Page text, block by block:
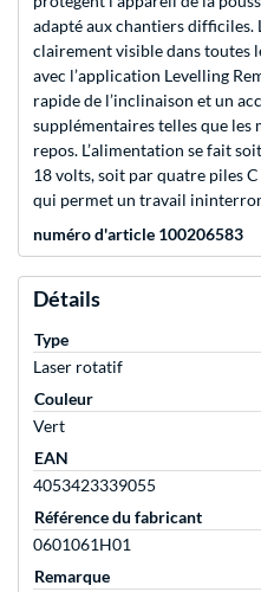
adapté aux chantiers difficiles.
clairement visible dans toutes
avec l’application Levelling
rapide de l’inclinaison et un
supplémentaires telles que les
repos. L’alimentation se fait
18 volts, soit par quatre piles
qui permet un travail
numéro d'article 100206583
Détails
Type
Laser rotatif
Couleur
Vert
EAN
4053423339055
Référence du fabricant
0601061H01
Remarque